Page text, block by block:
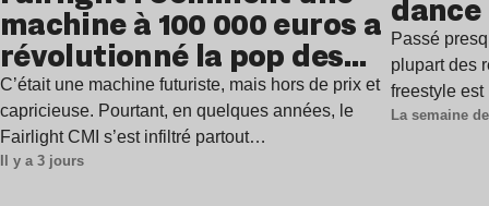
machine à 100 000 euros a
révolutionné la pop des
années 1980 ?
C’était une machine futuriste, mais hors de prix et
capricieuse. Pourtant, en quelques années, le
Fairlight CMI s’est infiltré partout…
Il y a 3 jours
Passé
plupart des
freestyle
La semaine